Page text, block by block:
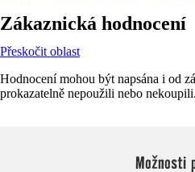
Zákaznická hodnocení
Přeskočit oblast
Hodnocení mohou být napsána i od
prokazatelně nepoužili nebo nekoupili.
Možnosti